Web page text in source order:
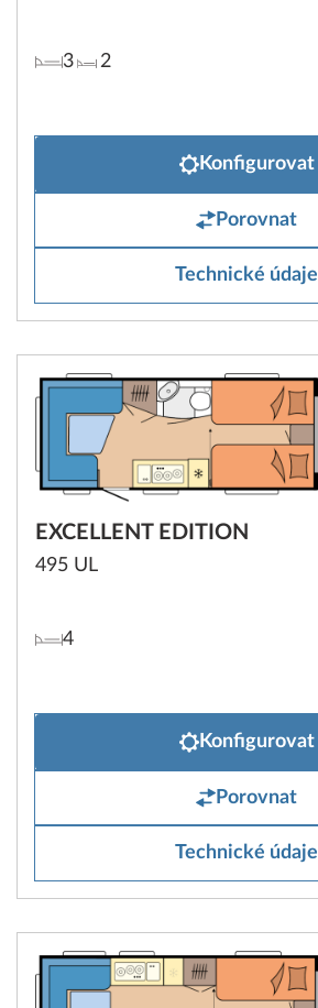
3 2
Konfigurovat
Porovnat
Technické údaje
EXCELLENT EDITION
495 UL
4
Konfigurovat
Porovnat
Technické údaje